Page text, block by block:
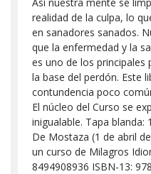
realidad de la culpa, lo
en sanadores sanados.
que la enfermedad y la
es uno de los principales
la base del perdón. Este
contundencia poco
El núcleo del Curso se
inigualable. Tapa blanda:
De Mostaza (1 de abril
un curso de Milagros
8494908936 ISBN-13: